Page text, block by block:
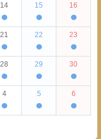
14
●
15
●
16
●
21
●
22
●
23
●
28
●
29
●
30
●
4
●
5
●
6
●